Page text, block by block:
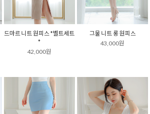
드마르 니트 원피스 *벨트세트
*
42,000원
그물 니트 롱 원피스
43,000원